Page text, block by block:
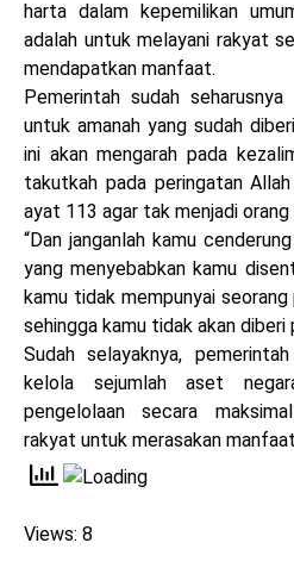
harta dalam kepemilikan
adalah untuk melayani rakyat
mendapatkan manfaat.
Pemerintah sudah
untuk amanah yang sudah
ini akan mengarah pada
takutkah pada peringatan
ayat 113 agar tak menjadi orang
“Dan janganlah kamu
yang menyebabkan kamu
kamu tidak mempunyai
sehingga kamu tidak akan diberi
Sudah selayaknya,
kelola sejumlah aset
pengelolaan secara
rakyat untuk merasakan
Views: 8